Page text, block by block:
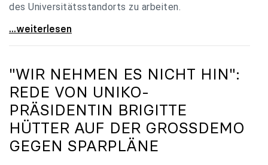
des Universitätsstandorts zu arbeiten.
Holzleitner empfing uniko-Spitze zum Austausch
...weiterlesen
"WIR NEHMEN ES NICHT HIN":
REDE VON UNIKO-
PRÄSIDENTIN BRIGITTE
HÜTTER AUF DER GROSSDEMO G
EGEN SPARPLÄNE